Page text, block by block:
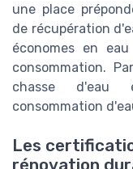
une place
de récupération
économes en
consommation.
chasse d'eau
consommation
Les
rénovation